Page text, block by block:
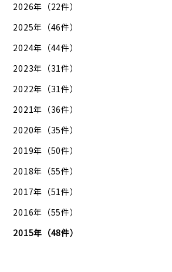
2026年（22件）
2025年（46件）
2024年（44件）
2023年（31件）
2022年（31件）
2021年（36件）
2020年（35件）
2019年（50件）
2018年（55件）
2017年（51件）
2016年（55件）
2015年（48件）